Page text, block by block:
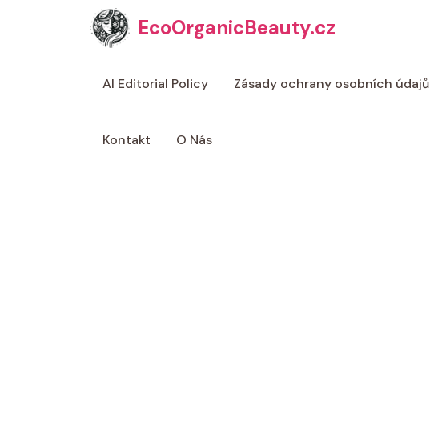
EcoOrganicBeauty.cz
AI Editorial Policy Zásady ochrany osobních údajů
Kontakt O Nás